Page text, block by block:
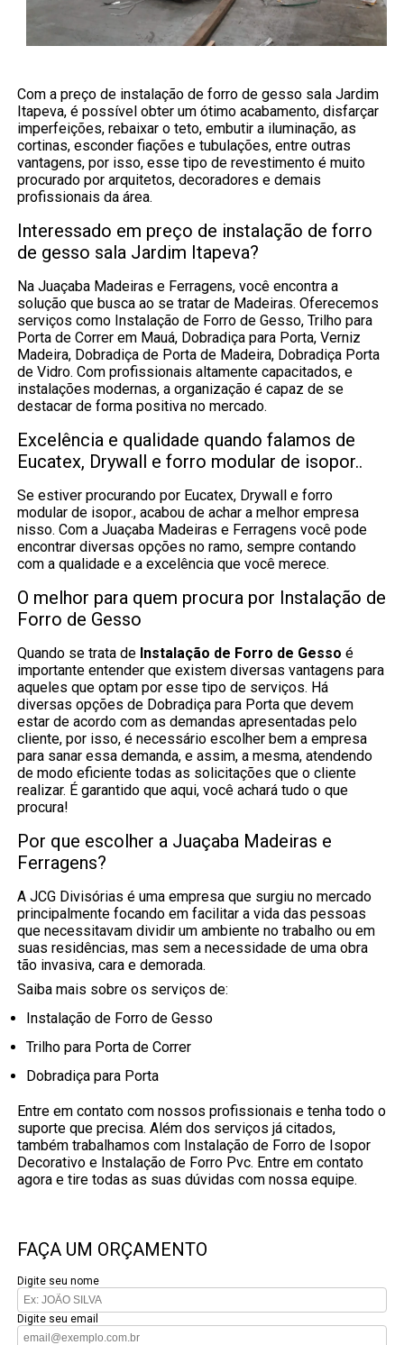
Com a preço de instalação de forro de gesso sala Jardim
Itapeva, é possível obter um ótimo acabamento, disfarçar
imperfeições, rebaixar o teto, embutir a iluminação, as
cortinas, esconder fiações e tubulações, entre outras
vantagens, por isso, esse tipo de revestimento é muito
procurado por arquitetos, decoradores e demais
profissionais da área.
Interessado em preço de instalação de forro
de gesso sala Jardim Itapeva?
Na Juaçaba Madeiras e Ferragens, você encontra a
solução que busca ao se tratar de Madeiras. Oferecemos
serviços como Instalação de Forro de Gesso, Trilho para
Porta de Correr em Mauá, Dobradiça para Porta, Verniz
Madeira, Dobradiça de Porta de Madeira, Dobradiça Porta
de Vidro. Com profissionais altamente capacitados, e
instalações modernas, a organização é capaz de se
destacar de forma positiva no mercado.
Excelência e qualidade quando falamos de
Eucatex, Drywall e forro modular de isopor..
Se estiver procurando por Eucatex, Drywall e forro
modular de isopor., acabou de achar a melhor empresa
nisso. Com a Juaçaba Madeiras e Ferragens você pode
encontrar diversas opções no ramo, sempre contando
com a qualidade e a excelência que você merece.
O melhor para quem procura por Instalação de
Forro de Gesso
Quando se trata de Instalação de Forro de Gesso é
importante entender que existem diversas vantagens para
aqueles que optam por esse tipo de serviços. Há
diversas opções de Dobradiça para Porta que devem
estar de acordo com as demandas apresentadas pelo
cliente, por isso, é necessário escolher bem a empresa
para sanar essa demanda, e assim, a mesma, atendendo
de modo eficiente todas as solicitações que o cliente
realizar. É garantido que aqui, você achará tudo o que
procura!
Por que escolher a Juaçaba Madeiras e
Ferragens?
A JCG Divisórias é uma empresa que surgiu no mercado
principalmente focando em facilitar a vida das pessoas
que necessitavam dividir um ambiente no trabalho ou em
suas residências, mas sem a necessidade de uma obra
tão invasiva, cara e demorada.
Saiba mais sobre os serviços de:
Instalação de Forro de Gesso
Trilho para Porta de Correr
Dobradiça para Porta
Entre em contato com nossos profissionais e tenha todo o
suporte que precisa. Além dos serviços já citados,
também trabalhamos com Instalação de Forro de Isopor
Decorativo e Instalação de Forro Pvc. Entre em contato
agora e tire todas as suas dúvidas com nossa equipe.
FAÇA UM ORÇAMENTO
Digite seu nome
Digite seu email